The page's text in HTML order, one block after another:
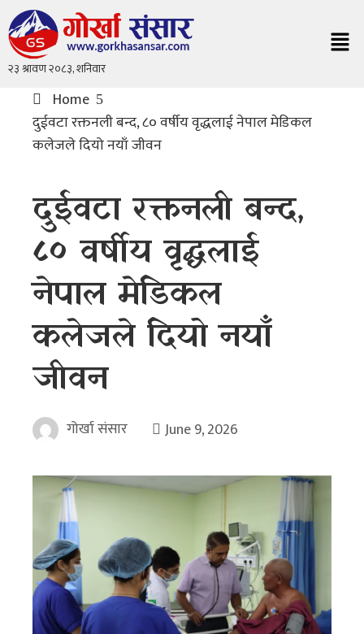
Home
दुईवटा रक्तनली बन्द, ८० वर्षीय वृद्धलाई नेपाल मेडिकल
कलेजले दियो नयाँ जीवन
दुईवटा रक्तनली बन्द,
८० वर्षीय वृद्धलाई
नेपाल मेडिकल
कलेजले दियो नयाँ
जीवन
गोर्खा संसार June 9, 2026